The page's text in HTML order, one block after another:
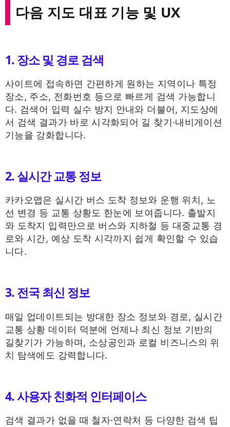
다음 지도 대표 기능 및 UX
1. 장소 및 경로 검색
사이트에 접속하면 간편하게 원하는 지역이나 특정
장소, 주소, 전화번호 등으로 빠르게 검색 가능합니
다. 검색어 입력 실수 방지 안내와 더불어, 지도상에
서 검색 결과가 바로 시각화되어 길 찾기·내비게이션
기능을 강화합니다.
2. 실시간 교통 정보
카카오맵은 실시간 버스 도착 정보와 운행 위치, 노
선 변경 등 교통 상황도 한눈에 보여줍니다. 출발지
와 도착지 입력만으로 버스와 지하철 등 대중교통 경
로와 시간, 예상 도착 시각까지 쉽게 확인할 수 있습
니다.
3. 전국 최신 정보
매일 업데이트되는 방대한 장소 정보와 경로, 실시간
교통 상황 데이터 덕분에 언제나 최신 정보 기반의
길찾기가 가능하며, 소상공인과 로컬 비즈니스의 위
치 탐색에도 강력합니다.
4. 사용자 친화적 인터페이스
검색 결과가 없을 때 철자·연락처 등 다양한 검색 팁